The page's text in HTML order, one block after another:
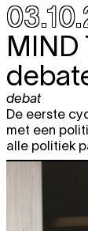
MIND
debat
De eerste
met een
alle politiek